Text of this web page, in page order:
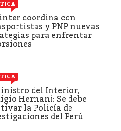
coordina con
y PNP nuevas
para enfrentar
del Interior,
Hernani: Se debe
la Policía de
del Perú